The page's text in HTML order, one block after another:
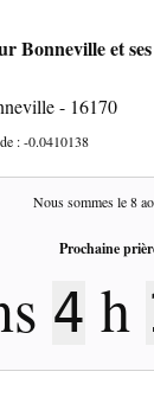
Bonneville et
- 16170
:-0.0410138
Nous sommes le8
Prochaine
4 h